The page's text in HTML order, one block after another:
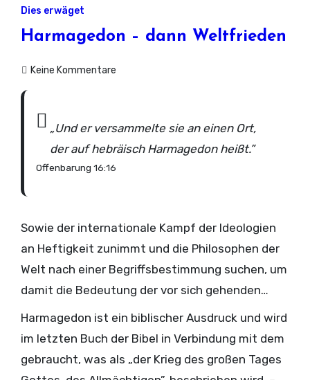
unerhört geblieben sind.
Dies erwäget
Harmagedon – dann Weltfrieden
Keine Kommentare
„Und er versammelte sie an einen Ort,
der auf hebräisch Harmagedon heißt.”
Offenbarung 16:16
Sowie der internationale Kampf der Ideologien
an Heftigkeit zunimmt und die Philosophen der
Welt nach einer Begriffsbestimmung suchen, um
damit die Bedeutung der vor sich gehenden
Ereignisse zu erklären, wird häufig das Wort
Harmagedon gebraucht, jedoch selten versucht,
seine Bedeutung zu erläutern. Vielleicht kennen
die Verfasser im allgemeinen seine Bedeutung
Harmagedon ist ein biblischer Ausdruck und wird
im letzten Buch der Bibel in Verbindung mit dem
gebraucht, was als „der Krieg des großen Tages